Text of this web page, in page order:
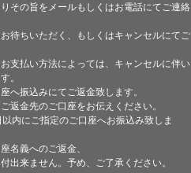
その旨をメールもしくはお電話にてご連絡
待ちいただく、もしくはキャンセルにてご
支払い方法によっては、キャンセルに伴い
。
へ振込みにてご返金致します。
返金先のご口座をお伝えください。
内にご指定のご口座へお振込み致しま
名義へのご返金、
出来ません。予め、ご了承ください。